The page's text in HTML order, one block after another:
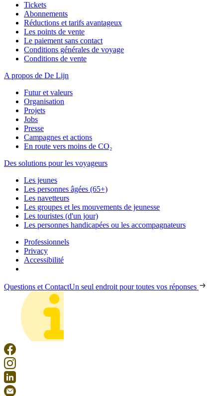
Tickets
Abonnements
Réductions et tarifs avantageux
Les points de vente
Le paiement sans contact
Conditions générales de voyage
Conditions de vente
A propos de De Lijn
Futur et valeurs
Organisation
Projets
Jobs
Presse
Campagnes et actions
En route vers moins de CO₂
Des solutions pour les voyageurs
Les jeunes
Les personnes âgées (65+)
Les navetteurs
Les groupes et les mouvements de jeunesse
Les touristes (d'un jour)
Les personnes handicapées ou les accompagnateurs
Professionnels
Privacy
Accessibilité
Questions et ContactUn seul endroit pour toutes vos réponses